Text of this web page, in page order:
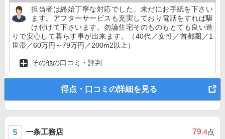
担当者は終始丁寧な対応でした。未だにお手紙を下さい
ます。アフターサービスも充実しており電話をすれば駆
け付けて下さいます。勿論住宅そのものもとても良い造
りで安心して暮らす事が出来ます。（40代／女性／首都圏／1
世帯／60万円～79万円／200m2以上）
その他の口コミ・評判
得点・口コミの詳細を見る
一条工務店 79.4点